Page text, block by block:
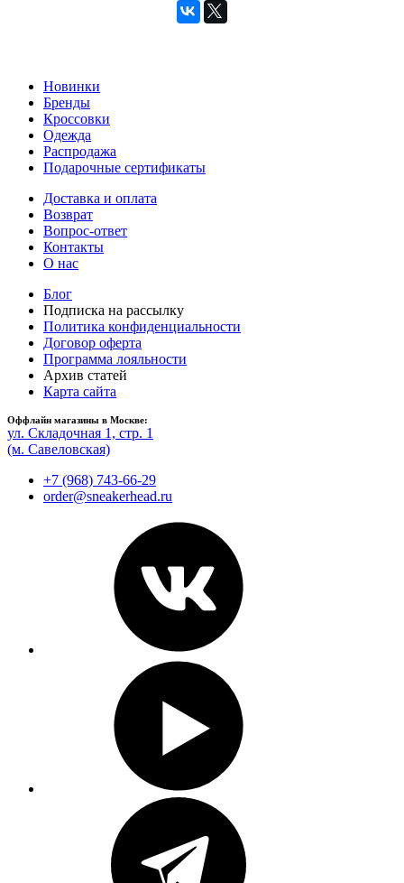
Новинки
Бренды
Кроссовки
Одежда
Распродажа
Подарочные сертификаты
Доставка и оплата
Возврат
Вопрос-ответ
Контакты
О нас
Блог
Подписка на рассылку
Политика конфиденциальности
Договор оферта
Программа лояльности
Архив статей
Карта сайта
Оффлайн магазины в Москве:
ул. Складочная 1, стр. 1
(м. Савеловская)
+7 (968) 743-66-29
order@sneakerhead.ru